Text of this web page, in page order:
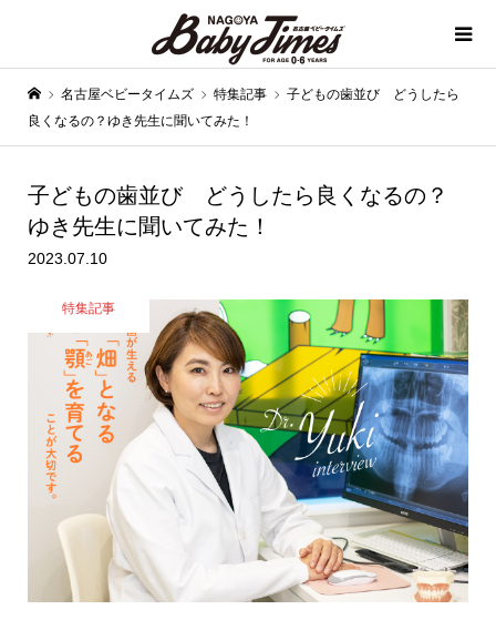
名古屋ベビータイムズ 特集記事
子どもの歯並び どうしたら
良くなるの？ゆき先生に聞いてみた！
子どもの歯並び どうしたら良くなるの？
ゆき先生に聞いてみた！
2023.07.10
特集記事